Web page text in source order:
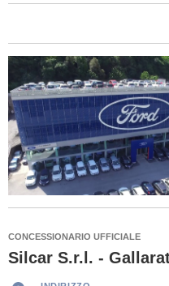
CONCESSIONARIO UFFICIALE
Silcar S.r.l. -